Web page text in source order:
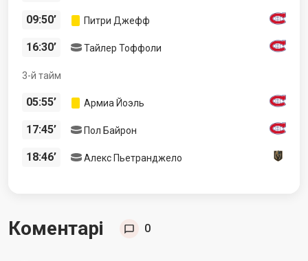
09:50’ Питри Джефф
16:30’ Тайлер Тоффоли
3-й тайм
05:55’ Армиа Йоэль
17:45’ Пол Байрон
18:46’ Алекс Пьетранджело
Коментарі 0